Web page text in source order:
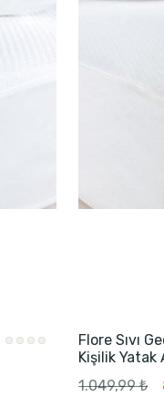
Flore Sıvı
Kişilik Yatak
1.049,99 ₺